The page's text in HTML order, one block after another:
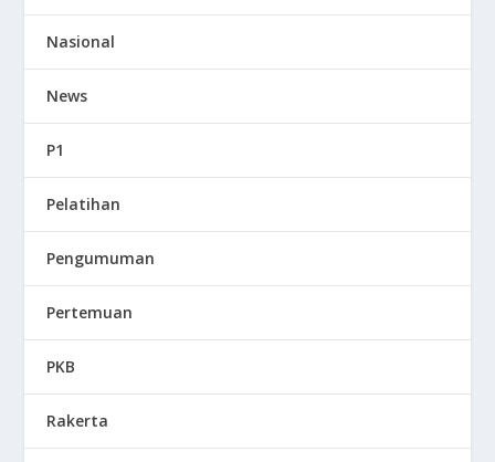
Nasional
News
P1
Pelatihan
Pengumuman
Pertemuan
PKB
Rakerta